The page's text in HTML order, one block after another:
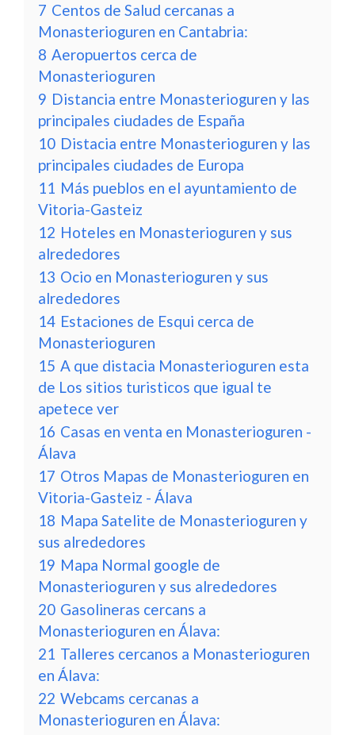
7 Centos de Salud cercanas a
Monasterioguren en Cantabria:
8 Aeropuertos cerca de
Monasterioguren
9 Distancia entre Monasterioguren y las
principales ciudades de España
10 Distacia entre Monasterioguren y las
principales ciudades de Europa
11 Más pueblos en el ayuntamiento de
Vitoria-Gasteiz
12 Hoteles en Monasterioguren y sus
alrededores
13 Ocio en Monasterioguren y sus
alrededores
14 Estaciones de Esqui cerca de
Monasterioguren
15 A que distacia Monasterioguren esta
de Los sitios turisticos que igual te
apetece ver
16 Casas en venta en Monasterioguren -
Álava
17 Otros Mapas de Monasterioguren en
Vitoria-Gasteiz - Álava
18 Mapa Satelite de Monasterioguren y
sus alrededores
19 Mapa Normal google de
Monasterioguren y sus alrededores
20 Gasolineras cercans a
Monasterioguren en Álava:
21 Talleres cercanos a Monasterioguren
en Álava:
22 Webcams cercanas a
Monasterioguren en Álava: